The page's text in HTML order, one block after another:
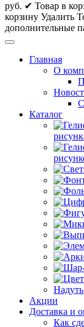
руб. ✔ Товар в
корзину Удалить
дополнительные
Главная
О
Каталог
Акции
Доставка и
Как